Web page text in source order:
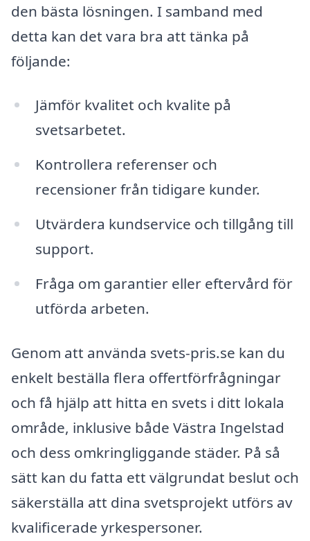
den bästa lösningen. I samband med
detta kan det vara bra att tänka på
följande:
Jämför kvalitet och kvalite på
svetsarbetet.
Kontrollera referenser och
recensioner från tidigare kunder.
Utvärdera kundservice och tillgång till
support.
Fråga om garantier eller eftervård för
utförda arbeten.
Genom att använda svets-pris.se kan du
enkelt beställa flera offertförfrågningar
och få hjälp att hitta en svets i ditt lokala
område, inklusive både Västra Ingelstad
och dess omkringliggande städer. På så
sätt kan du fatta ett välgrundat beslut och
säkerställa att dina svetsprojekt utförs av
kvalificerade yrkespersoner.